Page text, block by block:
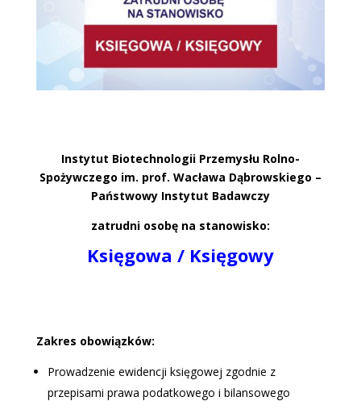
Instytut Biotechnologii Przemysłu Rolno-
Spożywczego im. prof. Wacława Dąbrowskiego –
Państwowy Instytut Badawczy
zatrudni osobę na stanowisko:
Księgowa / Księgowy
Zakres obowiązków:
Prowadzenie ewidencji księgowej zgodnie z
przepisami prawa podatkowego i bilansowego